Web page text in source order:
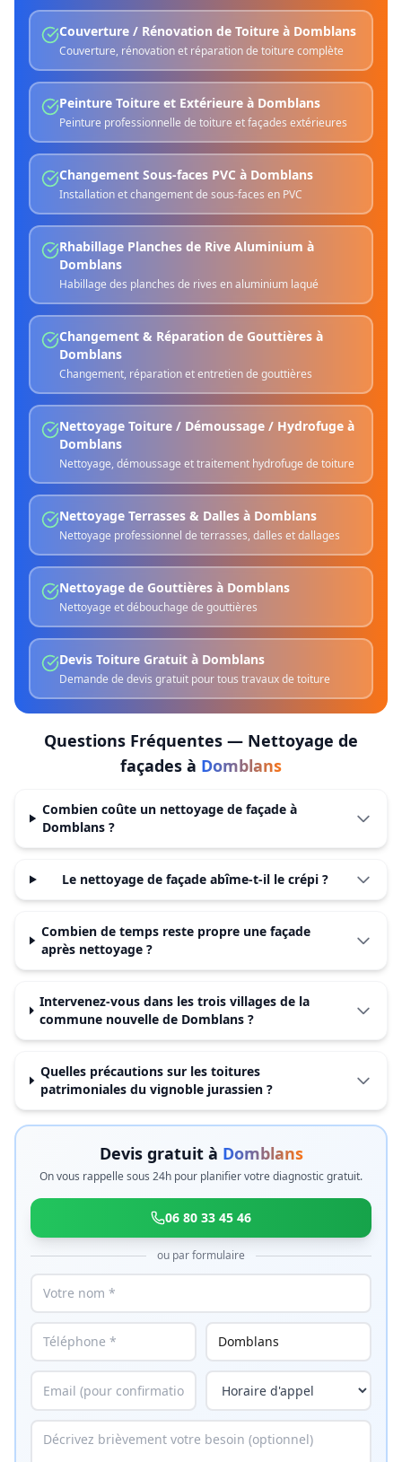
Couverture / Rénovation de Toiture à Domblans
Couverture, rénovation et réparation de toiture complète
Peinture Toiture et Extérieure à Domblans
Peinture professionnelle de toiture et façades extérieures
Changement Sous-faces PVC à Domblans
Installation et changement de sous-faces en PVC
Rhabillage Planches de Rive Aluminium à
Domblans
Habillage des planches de rives en aluminium laqué
Changement & Réparation de Gouttières à
Domblans
Changement, réparation et entretien de gouttières
Nettoyage Toiture / Démoussage / Hydrofuge à
Domblans
Nettoyage, démoussage et traitement hydrofuge de toiture
Nettoyage Terrasses & Dalles à Domblans
Nettoyage professionnel de terrasses, dalles et dallages
Nettoyage de Gouttières à Domblans
Nettoyage et débouchage de gouttières
Devis Toiture Gratuit à Domblans
Demande de devis gratuit pour tous travaux de toiture
Questions Fréquentes — Nettoyage de
façades à Domblans
Combien coûte un nettoyage de façade à
Domblans ?
Le nettoyage de façade abîme-t-il le crépi ?
Combien de temps reste propre une façade
après nettoyage ?
Intervenez-vous dans les trois villages de la
commune nouvelle de Domblans ?
Quelles précautions sur les toitures
patrimoniales du vignoble jurassien ?
Devis gratuit à Domblans
On vous rappelle sous 24h pour planifier votre diagnostic gratuit.
06 80 33 45 46
ou par formulaire